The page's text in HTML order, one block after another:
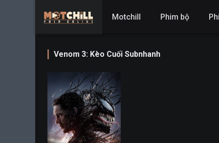
Motchill Phim bộ
Venom 3: Kèo Cuối Subnhanh